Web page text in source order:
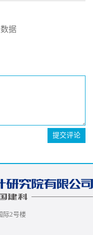
据
提交评论
际2号楼